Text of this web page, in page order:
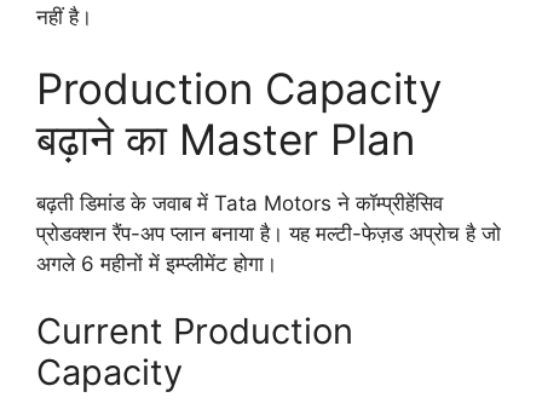
नहीं है।
Production Capacity
बढ़ाने का Master Plan
बढ़ती डिमांड के जवाब में Tata Motors ने कॉम्प्रीहेंसिव
प्रोडक्शन रैंप-अप प्लान बनाया है। यह मल्टी-फेज़ड अप्रोच है जो
अगले 6 महीनों में इम्प्लीमेंट होगा।
Current Production
Capacity